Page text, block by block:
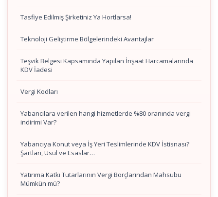
Tasfiye Edilmiş Şirketiniz Ya Hortlarsa!
Teknoloji Geliştirme Bölgelerindeki Avantajlar
Teşvik Belgesi Kapsamında Yapılan İnşaat Harcamalarında
KDV İadesi
Vergi Kodları
Yabancılara verilen hangi hizmetlerde %80 oranında vergi
indirimi Var?
Yabancıya Konut veya İş Yeri Teslimlerinde KDV İstisnası?
Şartları, Usul ve Esaslar…
Yatırıma Katkı Tutarlarının Vergi Borçlarından Mahsubu
Mümkün mü?